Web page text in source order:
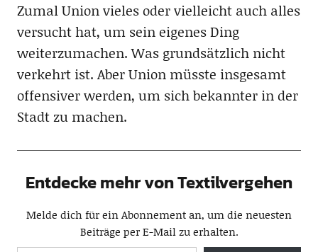
Zumal Union vieles oder vielleicht auch alles
versucht hat, um sein eigenes Ding
weiterzumachen. Was grundsätzlich nicht
verkehrt ist. Aber Union müsste insgesamt
offensiver werden, um sich bekannter in der
Stadt zu machen.
Entdecke mehr von Textilvergehen
Melde dich für ein Abonnement an, um die neuesten
Beiträge per E-Mail zu erhalten.